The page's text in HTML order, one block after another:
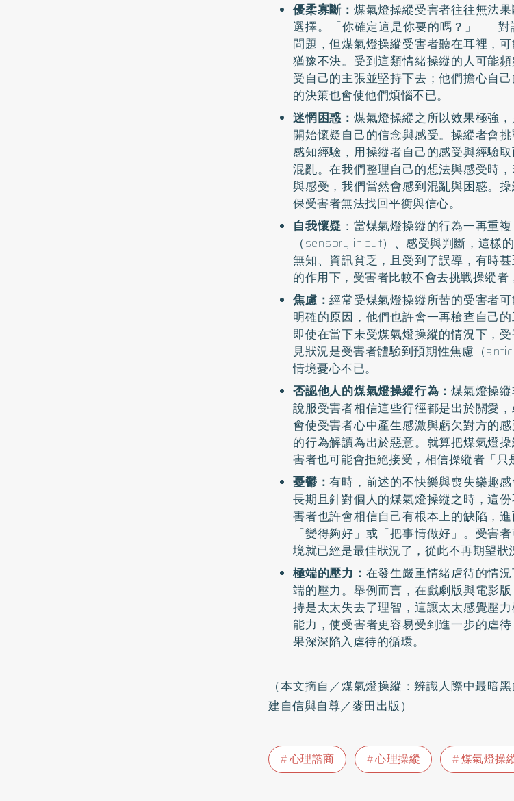
優柔寡斷： 煤氣燈操縱受害者往往無法
選擇。「你確定這是你要的嗎？」——
問題，但煤氣燈操縱受害者聽在耳裡，
猶豫不決。受到這類情緒操縱的人可能
受自己的主張並堅持下去；他們擔心自
的決策也會使他們煩惱不已。
迷惘困惑： 煤氣燈操縱之所以效果極強
開始懷疑自己的信念與感受。操縱者會
感知經驗，用操縱者自己的感受與經驗
混亂。在我們整理自己的想法與感受時
與感受，我們當然會感到混亂與困惑。
保受害者無法找回平衡與信心。
自我懷疑 ：當煤氣燈操縱的行為一再重
（sensory input）、感受與判斷，這樣
無知、資訊貧乏，且受到了誤導，有時
的作用下，受害者比較不會去挑戰操縱者
焦慮：經常受煤氣燈操縱所苦的受害者
明確的原因，他們也許會一再檢查自己
即使在當下未受煤氣燈操縱的情況下，
見狀況是受害者體驗到預期性焦慮（
情境憂心不已。
否認他人的煤氣燈操縱行為：煤氣燈操
說服受害者相信這些行徑都是出於關愛
會使受害者心中產生感激與虧欠對方的
的行為解讀為出於惡意。就算把煤氣燈
害者也可能會拒絕接受，相信操縱者「只
憂鬱：有時，前述的不快樂與喪失樂趣
長期且針對個人的煤氣燈操縱之時，這
害者也許會相信自己有根本上的缺陷，
「變得夠好」或「把事情做好」。受害
境就已經是最佳狀況了，從此不再期望狀
極端的壓力： 在發生嚴重情緒虐待的情
端的壓力。舉例而言，在戲劇版與電影
持是太太失去了理智，這讓太太感覺壓
能力，使受害者更容易受到進一步的虐
果深深陷入虐待的循環。
（本文摘自／煤氣燈操縱：辨識人際中最暗
建自信與自尊／麥田出版）
心理諮商 心理操縱 煤氣燈操